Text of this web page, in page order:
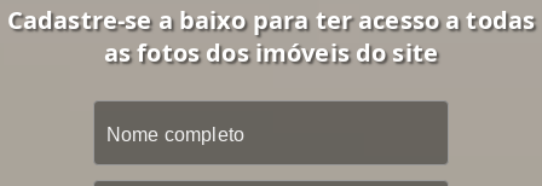
Cadastre-se a baixo para ter acesso a todas
as fotos dos imóveis do site